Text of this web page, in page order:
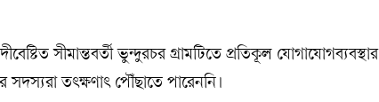
সীমান্তবর্তী ভুন্দুরচর গ্রামটিতে প্রতিকূল যোগাযোগব্যবস্থার
তৎক্ষণাৎ পৌঁছাতে পারেননি।